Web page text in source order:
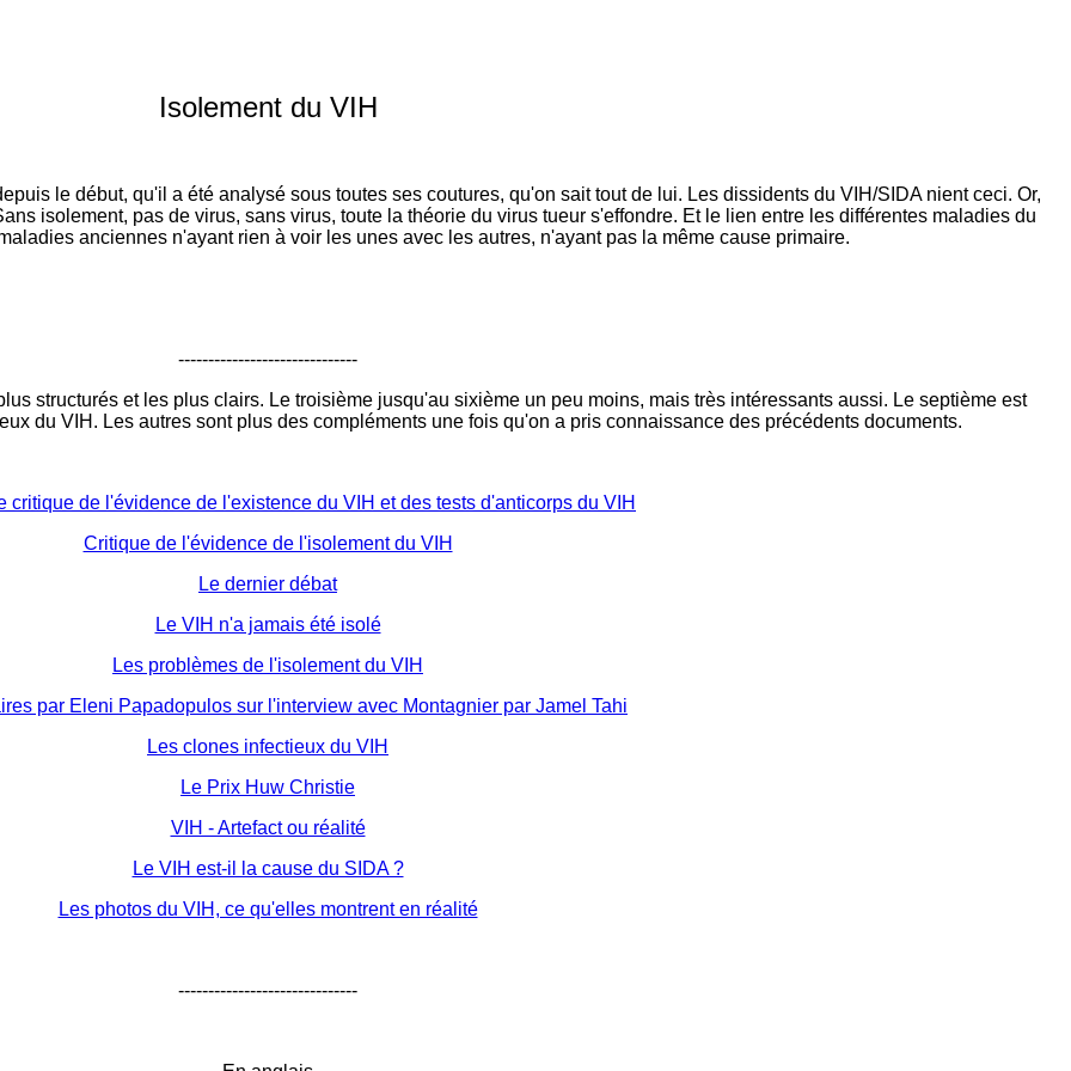
Isolement du VIH
le début, qu'il a été analysé sous toutes ses coutures, qu'on sait tout de lui. Les dissidents du VIH/SIDA nient ceci. Or,
isolement, pas de virus, sans virus, toute la théorie du virus tueur s'effondre. Et le lien entre les différentes maladies du
anciennes n'ayant rien à voir les unes avec les autres, n'ayant pas la même cause primaire.
------------------------------
structurés et les plus clairs. Le troisième jusqu'au sixième un peu moins, mais très intéressants aussi. Le septième est
du VIH. Les autres sont plus des compléments une fois qu'on a pris connaissance des précédents documents.
critique de l'évidence de l'existence du VIH et des tests d'anticorps du VIH
Critique de l'évidence de l'isolement du VIH
Le dernier débat
Le VIH n'a jamais été isolé
Les problèmes de l'isolement du VIH
par Eleni Papadopulos sur l'interview avec Montagnier par Jamel Tahi
Les clones infectieux du VIH
Le Prix Huw Christie
VIH - Artefact ou réalité
Le VIH est-il la cause du SIDA ?
Les photos du VIH, ce qu'elles montrent en réalité
------------------------------